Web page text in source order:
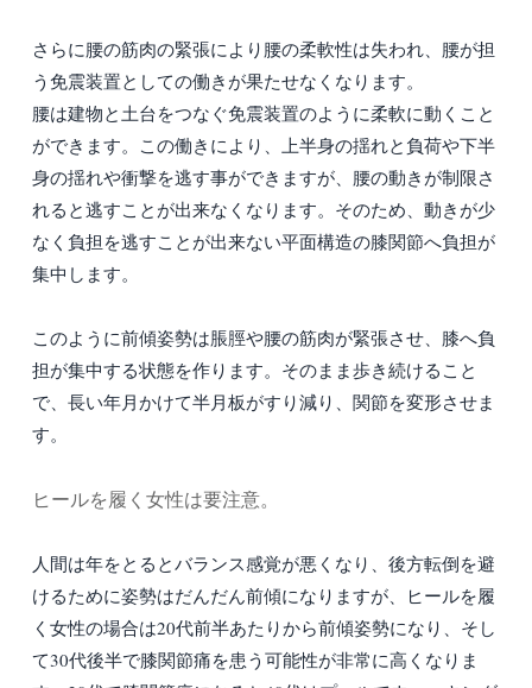
さらに腰の筋肉の緊張により腰の柔軟性は失われ、腰が担
う免震装置としての働きが果たせなくなります。
腰は建物と土台をつなぐ免震装置のように柔軟に動くこと
ができます。この働きにより、上半身の揺れと負荷や下半
身の揺れや衝撃を逃す事ができますが、腰の動きが制限さ
れると逃すことが出来なくなります。そのため、動きが少
なく負担を逃すことが出来ない平面構造の膝関節へ負担が
集中します。
このように前傾姿勢は脹脛や腰の筋肉が緊張させ、膝へ負
担が集中する状態を作ります。そのまま歩き続けること
で、長い年月かけて半月板がすり減り、関節を変形させま
す。
ヒールを履く女性は要注意。
人間は年をとるとバランス感覚が悪くなり、後方転倒を避
けるために姿勢はだんだん前傾になりますが、ヒールを履
く女性の場合は20代前半あたりから前傾姿勢になり、そし
て30代後半で膝関節痛を患う可能性が非常に高くなりま